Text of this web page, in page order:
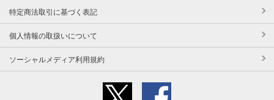
特定商法取引に基づく表記
個人情報の取扱いについて
ソーシャルメディア利用規約